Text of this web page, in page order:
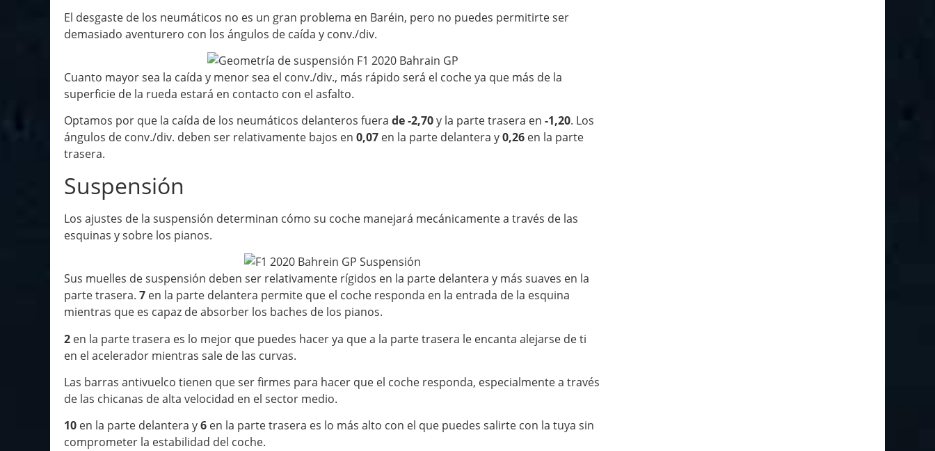
El desgaste de los neumáticos no es un gran problema en Baréin, pero no puedes permitirte ser
demasiado aventurero con los ángulos de caída y conv./div.
Cuanto mayor sea la caída y menor sea el conv./div., más rápido será el coche ya que más de la
superficie de la rueda estará en contacto con el asfalto.
Optamos por que la caída de los neumáticos delanteros fuera de -2,70y la parte trasera en -1,20. Los
ángulos de conv./div. deben ser relativamente bajos en 0,07 en la parte delantera y0,26 en la parte
trasera.
Suspensión
Los ajustes de la suspensión determinan cómo su coche manejará mecánicamente a través de las
esquinas y sobre los pianos.
Sus muelles de suspensión deben ser relativamente rígidos en la parte delantera y más suaves en la
parte trasera. 7 en la parte delantera permite que el coche responda en la entrada de la esquina
mientras que es capaz de absorber los baches de los pianos.
2 en la parte trasera es lo mejor que puedes hacer ya que a la parte trasera le encanta alejarse de ti
en el acelerador mientras sale de las curvas.
Las barras antivuelco tienen que ser firmes para hacer que el coche responda, especialmente a través
de las chicanas de alta velocidad en el sector medio.
10 en la parte delantera y6 en la parte trasera es lo más alto con el que puedes salirte con la tuya sin
comprometer la estabilidad del coche.